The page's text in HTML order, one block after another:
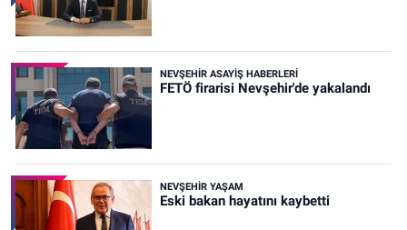
NEVŞEHIR ASAYIŞ HABERLERI
FETÖ firarisi Nevşehir'de yakalandı
NEVŞEHIR YAŞAM
Eski bakan hayatını kaybetti